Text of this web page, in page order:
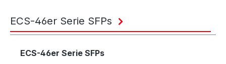
ECS-46er Serie SFPs
Produktgalerie überspringen
ECS-46er Serie SFPs